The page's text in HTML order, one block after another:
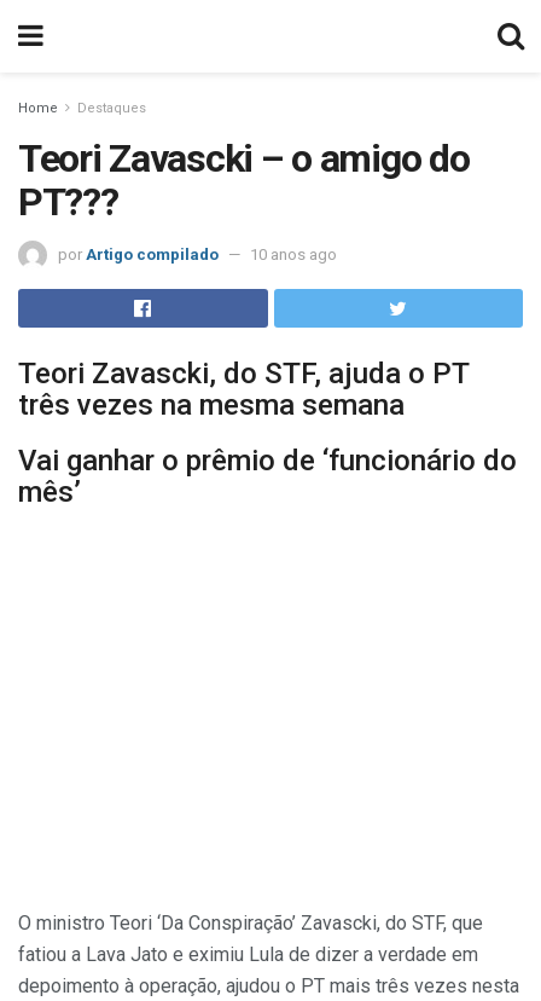
Home Destaques
Teori Zavascki – o amigo do
PT???
por Artigo compilado 10 anos ago
Teori Zavascki, do STF, ajuda o PT
três vezes na mesma semana
Vai ganhar o prêmio de ‘funcionário do
mês’
O ministro Teori ‘Da Conspiração’ Zavascki, do STF, que
fatiou a Lava Jato e eximiu Lula de dizer a verdade em
depoimento à operação, ajudou o PT mais três vezes nesta